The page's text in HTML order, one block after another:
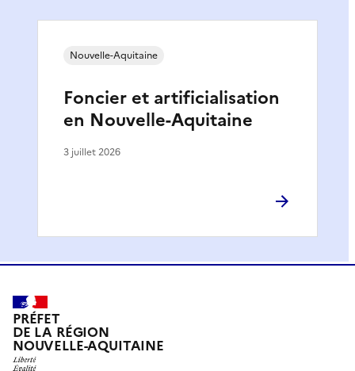
Foncier et artificialisation
en Nouvelle-Aquitaine
Nouvelle-Aquitaine
3 juillet 2026
PRÉFET
DE LA RÉGION
NOUVELLE-AQUITAINE